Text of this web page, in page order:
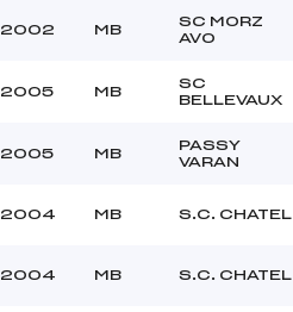
Température départ :
2002 MB
SC MORZ
AVO
2005 MB
SC
BELLEVAUX
2005 MB
PASSY
VARAN
2004 MB S.C. CHATEL
2004 MB S.C. CHATEL